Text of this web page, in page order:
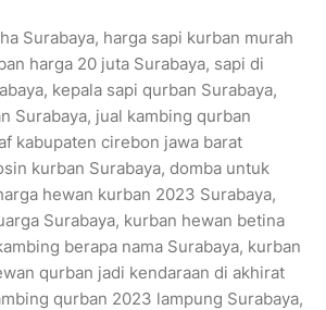
Surabaya, harga sapi kurban murah
harga 20 juta Surabaya, sapi di
kepala sapi qurban Surabaya,
Surabaya, jual kambing qurban
kabupaten cirebon jawa barat
kurban Surabaya, domba untuk
hewan kurban 2023 Surabaya,
Surabaya, kurban hewan betina
berapa nama Surabaya, kurban
qurban jadi kendaraan di akhirat
qurban 2023 lampung Surabaya,